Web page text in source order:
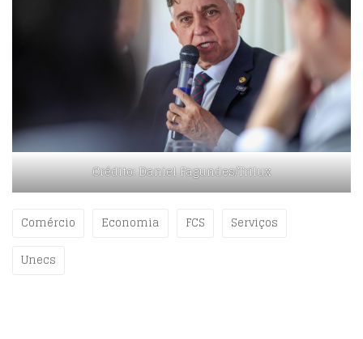
Crédito: Daniel Fagundes/Trilux
Comércio Economia FCS
Serviços
Unecs